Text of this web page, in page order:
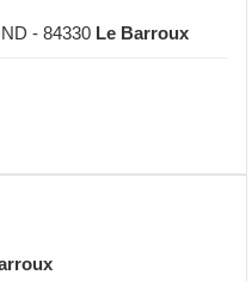
- 84330 Le Barroux